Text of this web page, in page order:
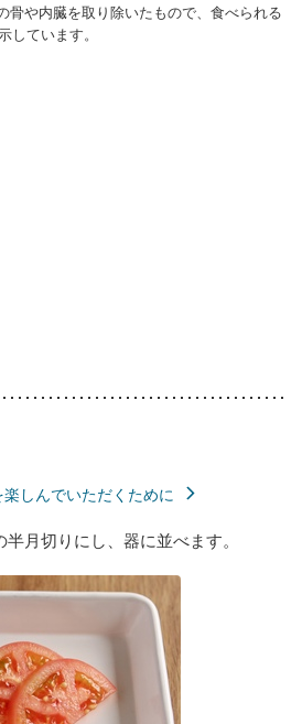
骨や内臓を取り除いたもので、食べられる
しています。
しんでいただくために
月切りにし、器に並べます。